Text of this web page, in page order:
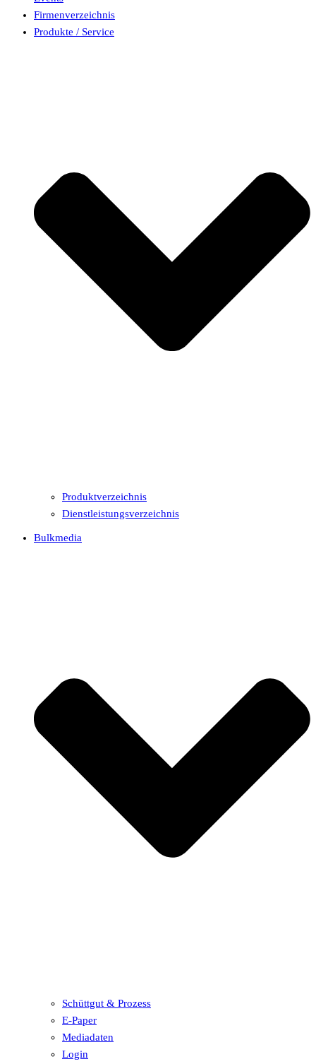
Firmenverzeichnis
Produkte / Service
Produktverzeichnis
Dienstleistungsverzeichnis
Bulkmedia
Schüttgut & Prozess
E-Paper
Mediadaten
Login